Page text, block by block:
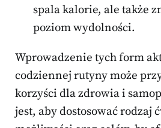
spala kalorie, ale także
poziom wydolności.
Wprowadzenie tych form
codziennej rutyny może
korzyści dla zdrowia i
jest, aby dostosować rodzaj